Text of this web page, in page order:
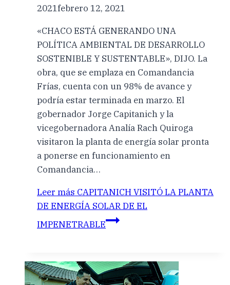
2021febrero 12, 2021
«CHACO ESTÁ GENERANDO UNA
POLÍTICA AMBIENTAL DE DESARROLLO
SOSTENIBLE Y SUSTENTABLE», DIJO. La
obra, que se emplaza en Comandancia
Frías, cuenta con un 98% de avance y
podría estar terminada en marzo. El
gobernador Jorge Capitanich y la
vicegobernadora Analía Rach Quiroga
visitaron la planta de energía solar pronta
a ponerse en funcionamiento en
Comandancia…
Leer más CAPITANICH VISITÓ LA PLANTA
DE ENERGÍA SOLAR DE EL
IMPENETRABLE